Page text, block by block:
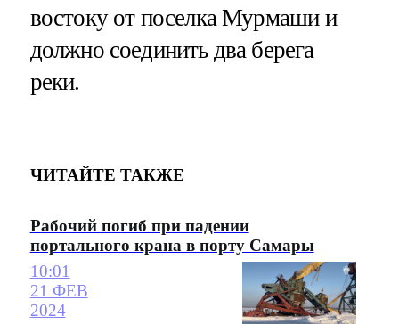
востоку от поселка Мурмаши и
должно соединить два берега
реки.
ЧИТАЙТЕ ТАКЖЕ
Рабочий погиб при падении
портального крана в порту Самары
10:01
21 ФЕВ
2024